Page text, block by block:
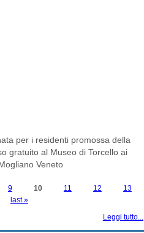
per i residenti promossa della
gratuito al Museo di Torcello ai
Veneto
9 10 11 12
13
last »
Leggi tutto...